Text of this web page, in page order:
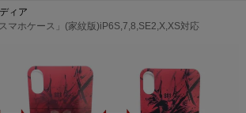
ィア
マホケース」(家紋版)iP6S,7,8,SE2,X,XS対応